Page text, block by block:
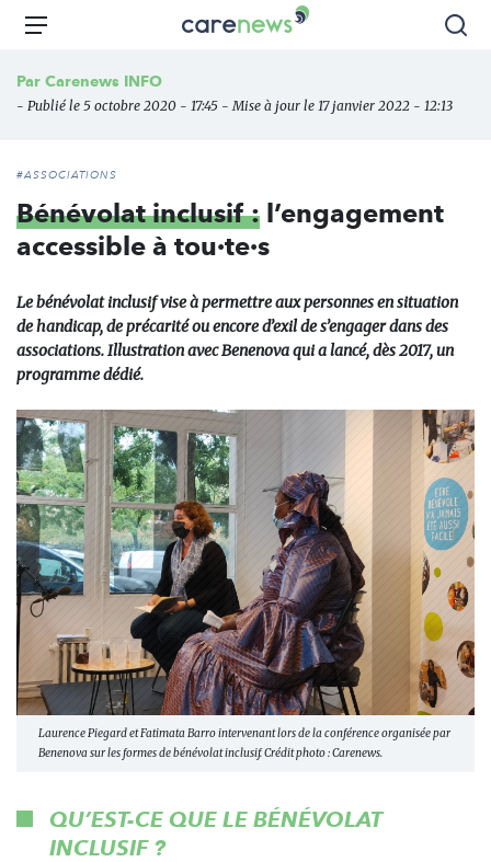
Aller
principal
Carenews,
des
Menu
Par Carenews INFO
- Publié le 5 octobre 2020 - 17:45 - Mise à jour le 17 janvier 2022 - 12:13
#ASSOCIATIONS
Bénévolat inclusif : l’engagement
accessible à tou·te·s
Le bénévolat inclusif vise à permettre aux personnes en situation
de handicap, de précarité ou encore d’exil de s’engager dans des
associations. Illustration avec Benenova qui a lancé, dès 2017, un
programme dédié.
Laurence Piegard et Fatimata Barro intervenant lors de la conférence organisée par
Benenova sur les formes de bénévolat inclusif. Crédit photo : Carenews.
QU’EST-CE QUE LE BÉNÉVOLAT
INCLUSIF ?